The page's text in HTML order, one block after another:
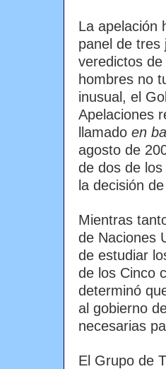
La apelación
panel de tres
veredictos
hombres no
inusual, el
Apelaciones
llamado en
agosto de
de dos de
la decisión
Mientras
de Naciones
de estudiar
de los Cinco
determinó
al gobierno
necesarias
El Grupo de